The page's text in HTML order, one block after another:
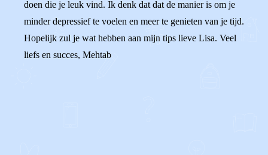
doen die je leuk vind. Ik denk dat dat de manier is om je
minder depressief te voelen en meer te genieten van je tijd.
Hopelijk zul je wat hebben aan mijn tips lieve Lisa. Veel
liefs en succes, Mehtab